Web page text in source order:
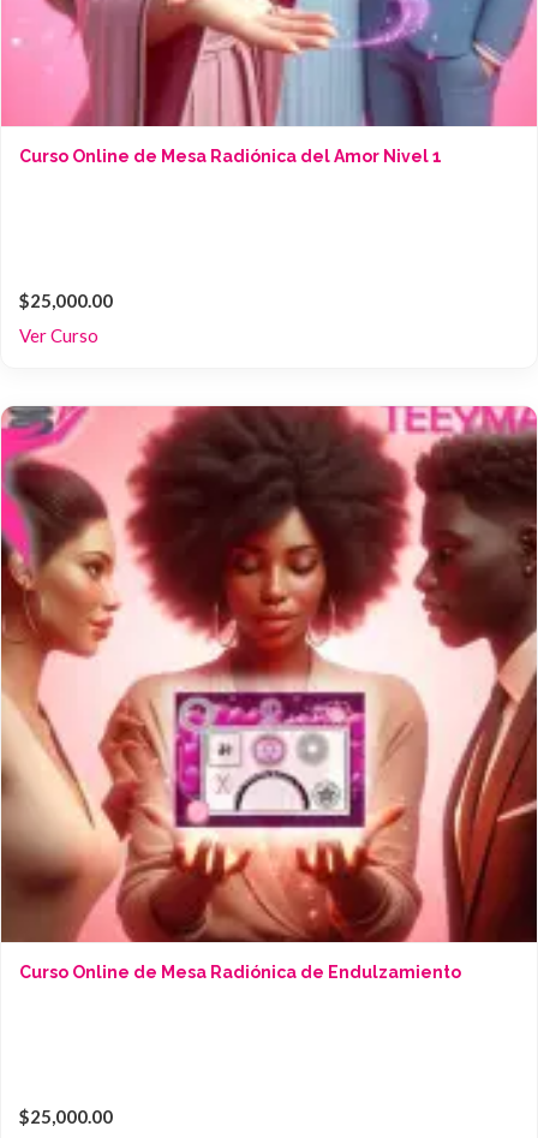
Curso Online de Mesa Radiónica del Amor Nivel 1
$25,000.00
Ver Curso
Curso Online de Mesa Radiónica de Endulzamiento
$25,000.00